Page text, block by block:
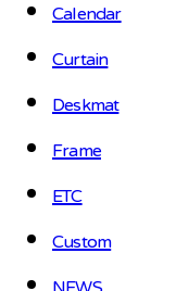
Calendar
Curtain
Deskmat
Frame
ETC
Custom